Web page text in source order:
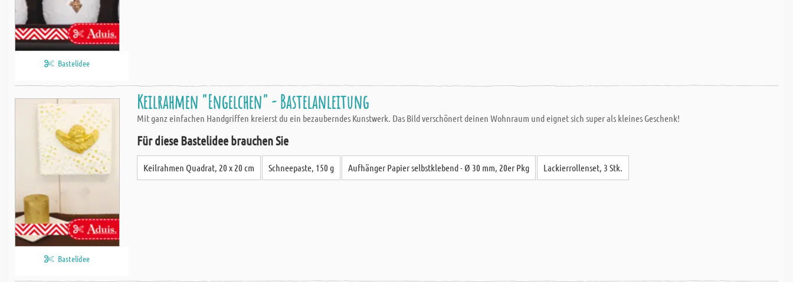
Bastelidee
Bastelidee
Keilrahmen "Engelchen" - Bastelanleitung
Mit ganz einfachen Handgriffen kreierst du ein bezauberndes Kunstwerk. Das Bild verschönert deinen Wohnraum und eignet sich super als kleines Geschenk!
Für diese Bastelidee brauchen Sie
Keilrahmen Quadrat, 20 x 20 cm Schneepaste, 150 g Aufhänger Papier selbstklebend - Ø 30 mm, 20er Pkg Lackierrollenset, 3 Stk.